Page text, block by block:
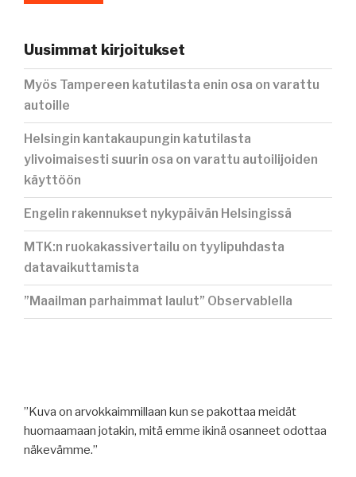
Uusimmat kirjoitukset
Myös Tampereen katutilasta enin osa on varattu
autoille
Helsingin kantakaupungin katutilasta
ylivoimaisesti suurin osa on varattu autoilijoiden
käyttöön
Engelin rakennukset nykypäivän Helsingissä
MTK:n ruokakassivertailu on tyylipuhdasta
datavaikuttamista
”Maailman parhaimmat laulut” Observablella
”Kuva on arvokkaimmillaan kun se pakottaa meidät
huomaamaan jotakin, mitä emme ikinä osanneet odottaa
näkevämme.”